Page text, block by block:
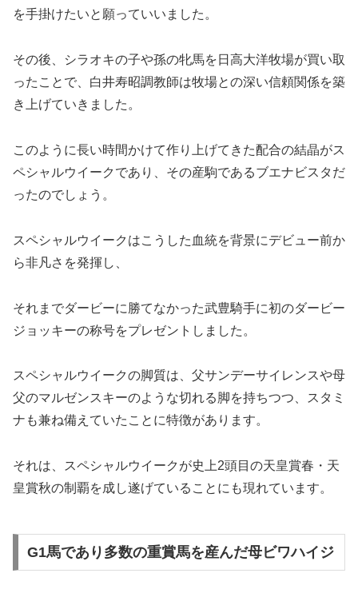
を手掛けたいと願っていいました。
その後、シラオキの子や孫の牝馬を日高大洋牧場が買い取
ったことで、白井寿昭調教師は牧場との深い信頼関係を築
き上げていきました。
このように長い時間かけて作り上げてきた配合の結晶がス
ペシャルウイークであり、その産駒であるブエナビスタだ
ったのでしょう。
スペシャルウイークはこうした血統を背景にデビュー前か
ら非凡さを発揮し、
それまでダービーに勝てなかった武豊騎手に初のダービー
ジョッキーの称号をプレゼントしました。
スペシャルウイークの脚質は、父サンデーサイレンスや母
父のマルゼンスキーのような切れる脚を持ちつつ、スタミ
ナも兼ね備えていた ことに特徴があります。
それは、スペシャルウイークが史上2頭目の天皇賞春・天
皇賞秋の制覇を成し遂げていることにも現れています。
G1馬であり多数の重賞馬を産んだ母ビワハイジ